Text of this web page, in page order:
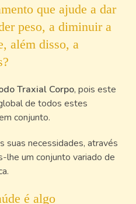
que ajude a dar
peso, a diminuir a
além disso, a
Traxial Corpo, pois este
de todos estes
conjunto.
suas necessidades, através
um conjunto variado de
é algo